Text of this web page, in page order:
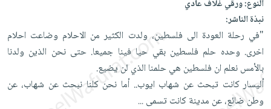
تحميل
iKitab
على
Apple
Apple
العناية
وتصفيف
الشعر
العناية
بالجسم
الكل
أواني
الطهي
أدوات
الخبز
متجر
الهدايا
أقسام
النوع:ورقي غلاف عادي
نبذة الناشر:
"في رحلة العودة الى فلسطين، ولدت الكثير من الاحلام وضاعت احلام
اخرى. وحده حلم فلسطين بقي حيا فينا جميعا. حتى نحن الذين ولدنا
بالأمس نعلم ان فلسطين هي حلمنا الذي لن يضيع.
أليسار كانت تبحث عن شهاب ايوب.. أما نحن كلنا نبحث عن شهاب، عن
وطن ضائع، عن مدينة كانت تسمى...